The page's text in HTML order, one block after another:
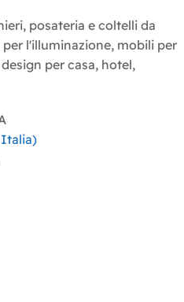
posateria e coltelli da
l'illuminazione, mobili per
per casa, hotel,
Italia)